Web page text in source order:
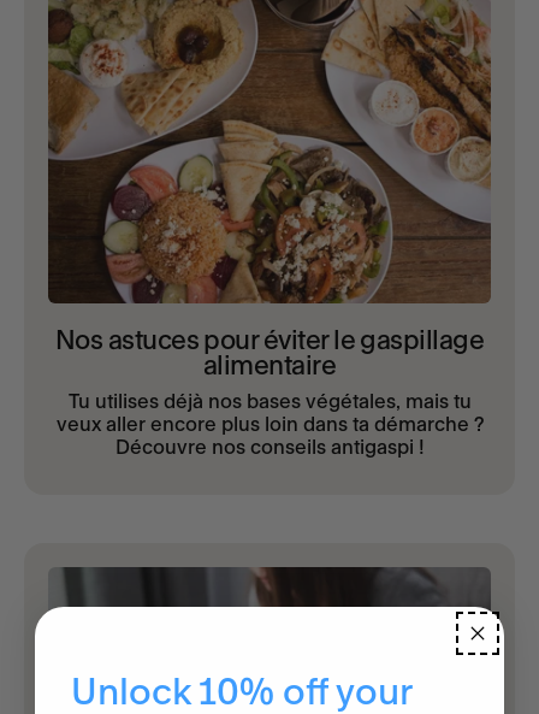
Nos astuces pour éviter le gaspillage
alimentaire
Tu utilises déjà nos bases végétales, mais tu
veux aller encore plus loin dans ta démarche ?
Découvre nos conseils antigaspi !
Unlock 10% off your